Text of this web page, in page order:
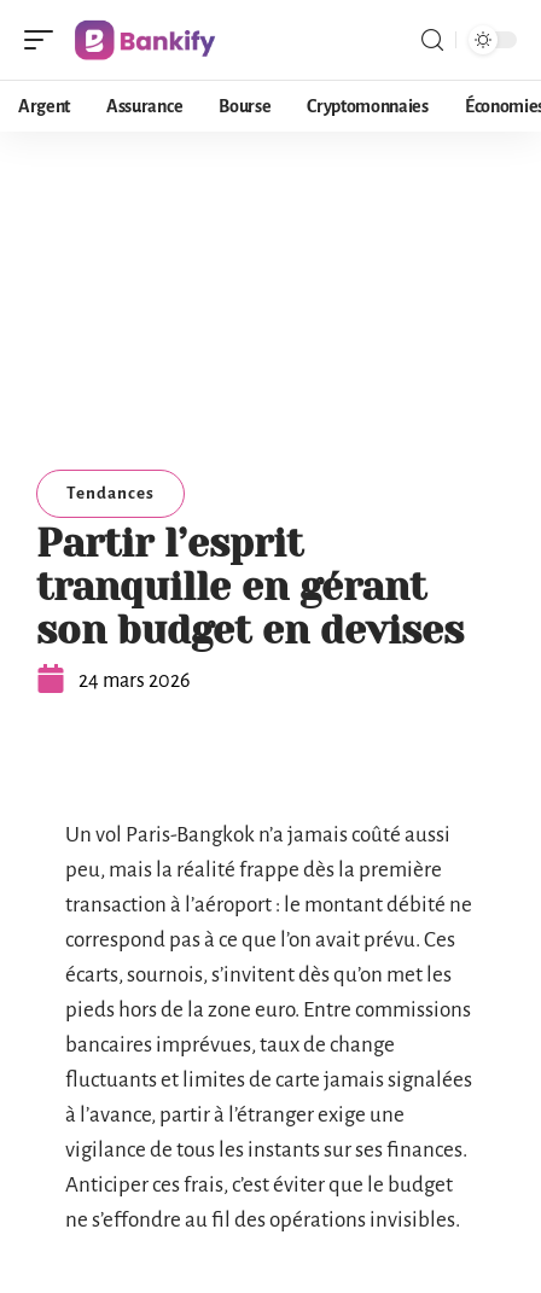
Argent Assurance Bourse Cryptomonnaies
Tendances
Partir l’esprit
tranquille en gérant
son budget en devises
24 mars 2026
Un vol Paris-Bangkok n’a jamais coûté aussi
peu, mais la réalité frappe dès la première
transaction à l’aéroport : le montant débité ne
correspond pas à ce que l’on avait prévu. Ces
écarts, sournois, s’invitent dès qu’on met les
pieds hors de la zone euro. Entre commissions
bancaires imprévues, taux de change
fluctuants et limites de carte jamais signalées
à l’avance, partir à l’étranger exige une
vigilance de tous les instants sur ses finances.
Anticiper ces frais, c’est éviter que le budget
ne s’effondre au fil des opérations invisibles.